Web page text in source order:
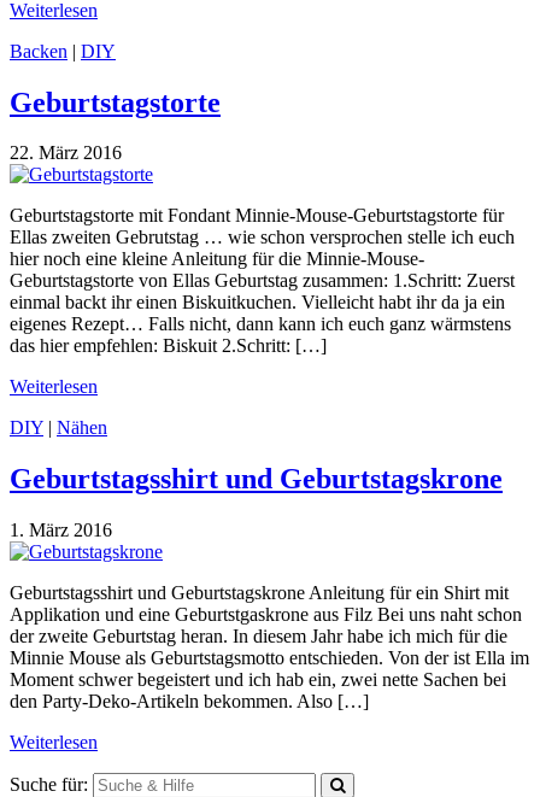
Weiterlesen
Backen | DIY
Geburtstagstorte
22. März 2016
Geburtstagstorte mit Fondant Minnie-Mouse-Geburtstagstorte für
Ellas zweiten Gebrutstag … wie schon versprochen stelle ich euch
hier noch eine kleine Anleitung für die Minnie-Mouse-
Geburtstagstorte von Ellas Geburtstag zusammen: 1.Schritt: Zuerst
einmal backt ihr einen Biskuitkuchen. Vielleicht habt ihr da ja ein
eigenes Rezept… Falls nicht, dann kann ich euch ganz wärmstens
das hier empfehlen: Biskuit 2.Schritt: […]
Weiterlesen
DIY | Nähen
Geburtstagsshirt und Geburtstagskrone
1. März 2016
Geburtstagsshirt und Geburtstagskrone Anleitung für ein Shirt mit
Applikation und eine Geburtstgaskrone aus Filz Bei uns naht schon
der zweite Geburtstag heran. In diesem Jahr habe ich mich für die
Minnie Mouse als Geburtstagsmotto entschieden. Von der ist Ella im
Moment schwer begeistert und ich hab ein, zwei nette Sachen bei
den Party-Deko-Artikeln bekommen. Also […]
Weiterlesen
Suche für: